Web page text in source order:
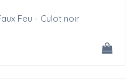
Feu - Culot noir